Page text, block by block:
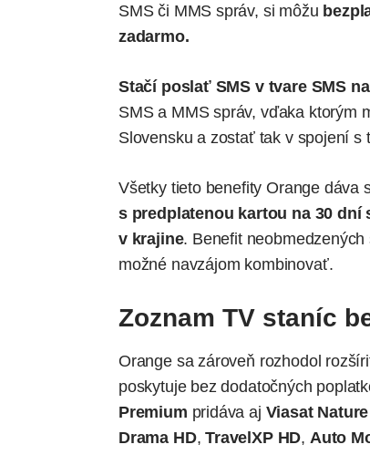
SMS či MMS správ, si môžu
zadarmo.
Stačí poslať SMS v tvare SMS
SMS a MMS správ, vďaka ktorým
Slovensku a zostať tak v spojení
Všetky tieto benefity Orange dáva
s predplatenou kartou na 30
v krajine. Benefit
možné navzájom kombinovať.
Zoznam TV staníc
Orange sa zároveň rozhodol
poskytuje bez dodatočných
Premium pridáva aj Viasat
Drama HD,TravelXP HD, Auto